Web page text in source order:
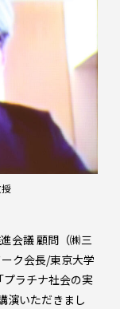
会議 顧問（㈱三
ク会長/東京大学
ラチナ社会の実
演いただきまし